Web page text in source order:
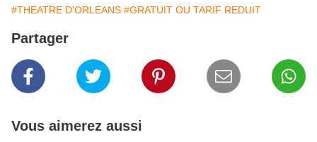
#THEATRE D'ORLEANS #GRATUIT OU TARIF REDUIT
Partager
Vous aimerez aussi